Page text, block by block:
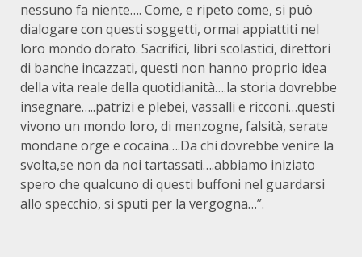
nessuno fa niente…. Come, e ripeto come, si può
dialogare con questi soggetti, ormai appiattiti nel
loro mondo dorato. Sacrifici, libri scolastici, direttori
di banche incazzati, questi non hanno proprio idea
della vita reale della quotidianità….la storia dovrebbe
insegnare…..patrizi e plebei, vassalli e ricconi…questi
vivono un mondo loro, di menzogne, falsità, serate
mondane orge e cocaina….Da chi dovrebbe venire la
svolta,se non da noi tartassati….abbiamo iniziato
spero che qualcuno di questi buffoni nel guardarsi
allo specchio, si sputi per la vergogna…”.